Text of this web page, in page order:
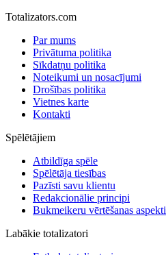
Totalizators.com
Par mums
Privātuma politika
Sīkdatņu politika
Noteikumi un nosacījumi
Drošības politika
Vietnes karte
Kontakti
Spēlētājiem
Atbildīga spēle
Spēlētāja tiesības
Pazīsti savu klientu
Redakcionālie principi
Bukmeikeru vērtēšanas aspekti
Labākie totalizatori